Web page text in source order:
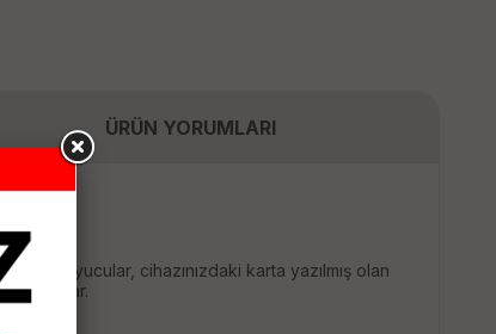
ÜRÜN YORUMLARI
okuyucular, cihazınızdaki karta yazılmış olan
sağlar.